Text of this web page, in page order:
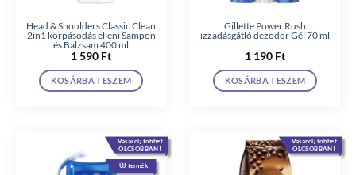
Head & Shoulders Classic Clean
2in1 korpásodás elleni Sampon
és Balzsam 400 ml
1 590 Ft
KOSÁRBA TESZEM
Gillette Power Rush
izzadásgátló dezodor Gél 70 ml
1 190 Ft
KOSÁRBA TESZEM
Vásárolj többet
OLCSÓBBAN!
ÚJ termék
Vásárolj többet
OLCSÓBBAN!